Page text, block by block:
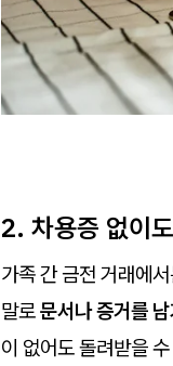
2. 차용증 없이
가족 간 금전 거래에
말로문서나 증거를
이 없어도 돌려받을